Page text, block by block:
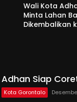
Wali Kota
Minta Lahan
Dikembalikan
Adhan Siap
Kota Gorontalo